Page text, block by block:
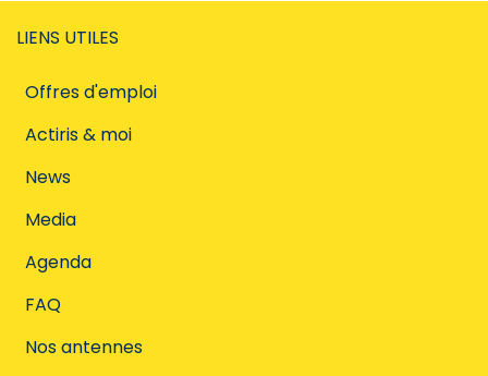
LIENS UTILES
Offres d'emploi
Actiris & moi
News
Media
Agenda
FAQ
Nos antennes